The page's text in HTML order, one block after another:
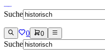
Suche
0 0
Suche